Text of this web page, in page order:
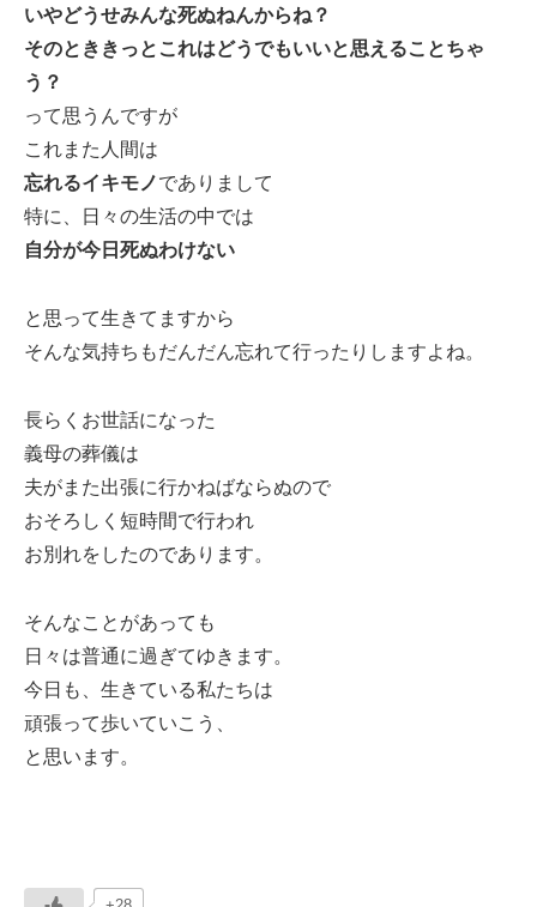
いやどうせみんな死ぬねんからね？
そのとききっとこれはどうでもいいと思えることちゃ
う？
って思うんですが
これまた人間は
忘れるイキモノでありまして
特に、日々の生活の中では
自分が今日死ぬわけない
と思って生きてますから
そんな気持ちもだんだん忘れて行ったりしますよね。
長らくお世話になった
義母の葬儀は
夫がまた出張に行かねばならぬので
おそろしく短時間で行われ
お別れをしたのであります。
そんなことがあっても
日々は普通に過ぎてゆきます。
今日も、生きている私たちは
頑張って歩いていこう、
と思います。